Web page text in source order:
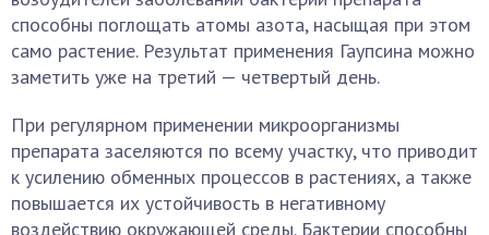
способны поглощать атомы азота, насыщая при этом
само растение. Результат применения Гаупсина можно
заметить уже на третий — четвертый день.
При регулярном применении микроорганизмы
препарата заселяются по всему участку, что приводит
к усилению обменных процессов в растениях, а также
повышается их устойчивость в негативному
воздействию окружающей среды. Бактерии способны